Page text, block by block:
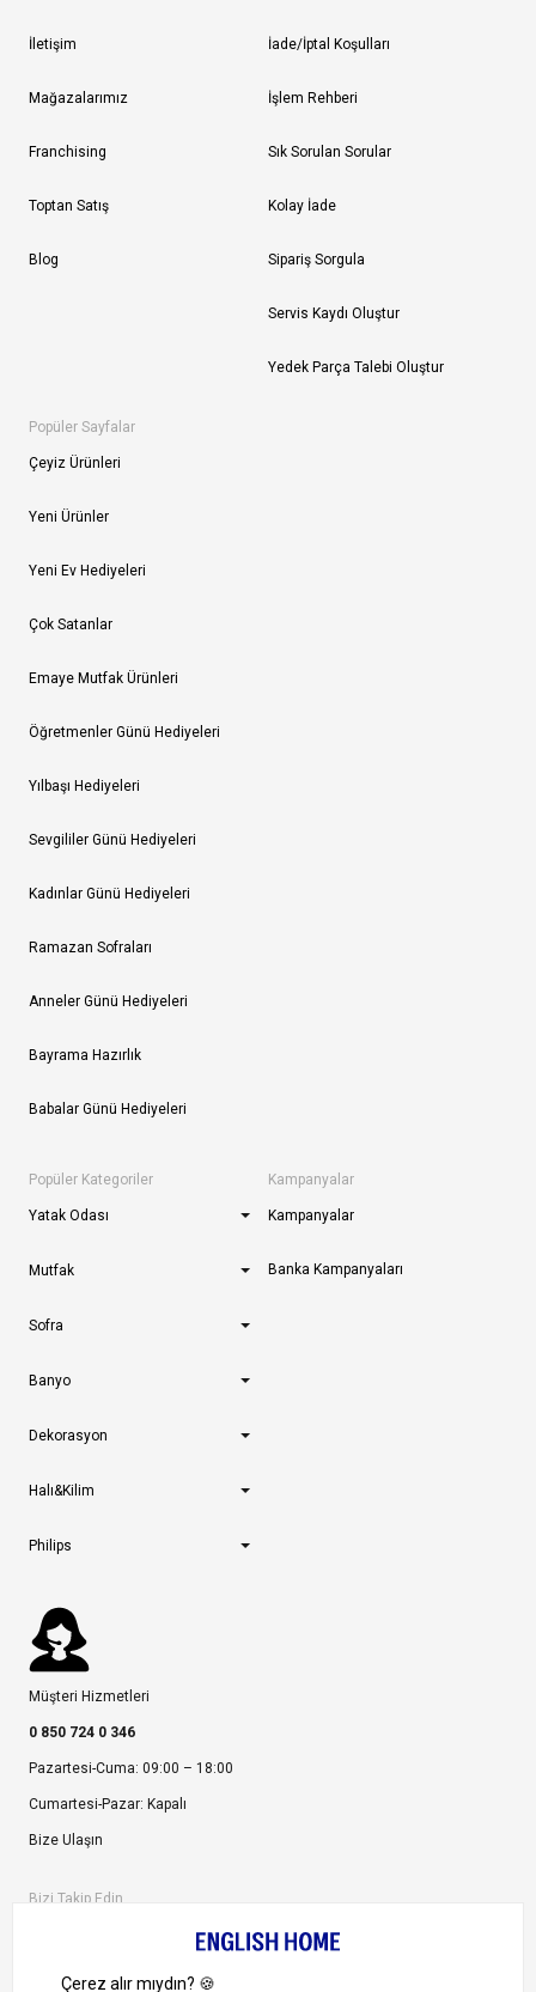
İletişim
Mağazalarımız
Franchising
Toptan Satış
Blog
İade/İptal Koşulları
İşlem Rehberi
Sık Sorulan Sorular
Kolay İade
Sipariş Sorgula
Servis Kaydı Oluştur
Yedek Parça Talebi Oluştur
Popüler Sayfalar
Çeyiz Ürünleri
Yeni Ürünler
Yeni Ev Hediyeleri
Çok Satanlar
Emaye Mutfak Ürünleri
Öğretmenler Günü Hediyeleri
Yılbaşı Hediyeleri
Sevgililer Günü Hediyeleri
Kadınlar Günü Hediyeleri
Ramazan Sofraları
Anneler Günü Hediyeleri
Bayrama Hazırlık
Babalar Günü Hediyeleri
Popüler Kategoriler
Yatak Odası
Mutfak
Sofra
Banyo
Dekorasyon
Halı&Kilim
Philips
Kampanyalar
Kampanyalar
Banka Kampanyaları
Müşteri Hizmetleri
0 850 724 0 346
Pazartesi-Cuma: 09:00 – 18:00
Cumartesi-Pazar: Kapalı
Bize Ulaşın
Bizi Takip Edin